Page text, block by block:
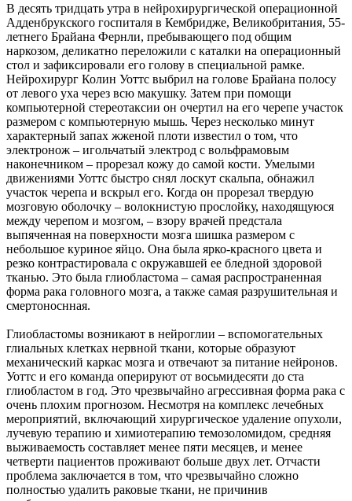
В десять тридцать утра в нейрохирургической операционной
Адденбрукского госпиталя в Кембридже, Великобритания, 55-
летнего Брайана Фернли, пребывающего под общим
наркозом, деликатно переложили с каталки на операционный
стол и зафиксировали его голову в специальной рамке.
Нейрохирург Колин Уоттс выбрил на голове Брайана полосу
от левого уха через всю макушку. Затем при помощи
компьютерной стереотаксии он очертил на его черепе участок
размером с компьютерную мышь. Через несколько минут
характерный запах жженой плоти известил о том, что
электронож – игольчатый электрод с вольфрамовым
наконечником – прорезал кожу до самой кости. Умелыми
движениями Уоттс быстро снял лоскут скальпа, обнажил
участок черепа и вскрыл его. Когда он прорезал твердую
мозговую оболочку – волокнистую прослойку, находящуюся
между черепом и мозгом, – взору врачей предстала
выпяченная на поверхности мозга шишка размером с
небольшое куриное яйцо. Она была ярко-красного цвета и
резко контрастировала с окружавшей ее бледной здоровой
тканью. Это была глиобластома – самая распространенная
форма рака головного мозга, а также самая разрушительная и
смертоноснная.
Глиобластомы возникают в нейроглии – вспомогательных
глиальных клетках нервной ткани, которые образуют
механический каркас мозга и отвечают за питание нейронов.
Уоттс и его команда оперируют от восьмидесяти до ста
глиобластом в год. Это чрезвычайно агрессивная форма рака с
очень плохим прогнозом. Несмотря на комплекс лечебных
мероприятий, включающий хирургическое удаление опухоли,
лучевую терапию и химиотерапию темозоломидом, средняя
выживаемость составляет менее пяти месяцев, и менее
четверти пациентов проживают больше двух лет. Отчасти
проблема заключается в том, что чрезвычайно сложно
полностью удалить раковые ткани, не причинив